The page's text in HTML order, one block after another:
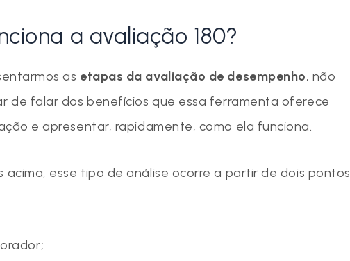
a avaliação 180?
as etapas da avaliação de desempenho, não
de falar dos benefícios que essa ferramenta oferece
e apresentar, rapidamente, como ela funciona.
acima, esse tipo de análise ocorre a partir de dois pontos